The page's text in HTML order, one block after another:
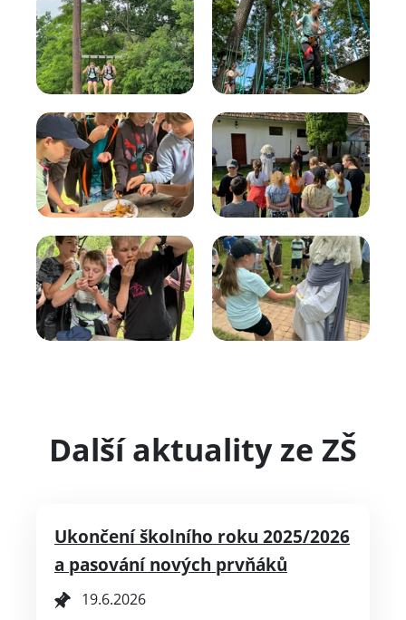
Další aktuality ze ZŠ
Ukončení školního roku 2025/2026
a pasování nových prvňáků
19.6.2026